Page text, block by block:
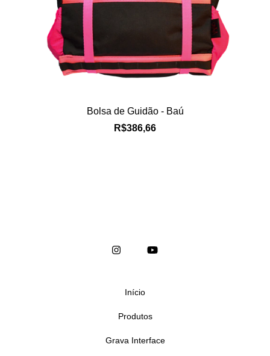
Bolsa de Guidão - Baú
R$386,66
Início
Produtos
Grava Interface